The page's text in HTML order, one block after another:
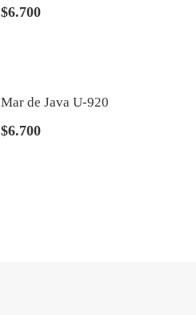
$6.700
Mar de Java U-920
$6.700